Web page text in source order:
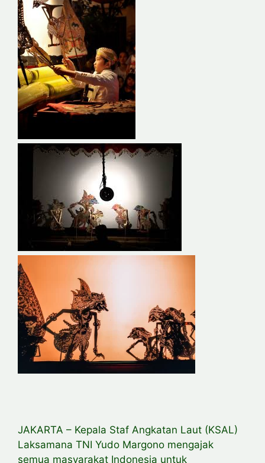
JAKARTA – Kepala Staf Angkatan Laut (KSAL)
Laksamana TNI Yudo Margono mengajak
semua masyarakat Indonesia untuk